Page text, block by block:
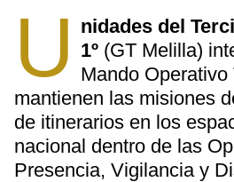
U nidades del
1º (GT Melilla)
Mando Operativo
mantienen las misiones
de itinerarios en los
nacional dentro de las
Presencia, Vigilancia y